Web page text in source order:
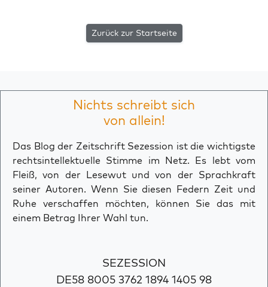
Zurück zur Startseite
Nichts schreibt sich
von allein!
Das Blog der Zeitschrift Sezession ist die wichtigste
rechtsintellektuelle Stimme im Netz. Es lebt vom
Fleiß, von der Lesewut und von der Sprachkraft
seiner Autoren. Wenn Sie diesen Federn Zeit und
Ruhe verschaffen möchten, können Sie das mit
einem Betrag Ihrer Wahl tun.
SEZESSION
DE58 8005 3762 1894 1405 98